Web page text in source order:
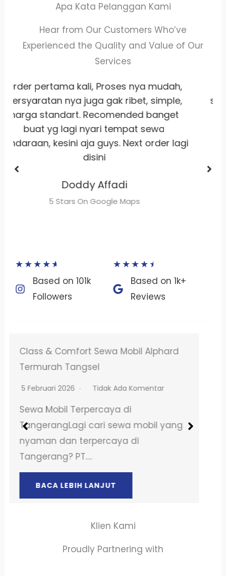
Apa Kata Pelanggan Kami
Hear from Our Customers Who’ve
Experienced the Quality and Value of Our
Services
Whort it bangetpelayananramah
satset recomm banget lah pokoknya
buat sewa motor area jakarta
Dhimas Adrian Adrian
5 Stars On Google Maps
★★★★★
Based on 101k
Followers​
★★★★★
Based on 1k+
Reviews​
Sewa Mobil Brio Matic Terpercaya
Parung Serab
25 Februari 2026 Tidak Ada Komentar
Sewa Mobil Terpercaya di
TangerangLagi cari sewa mobil yang
nyaman dan terpercaya di
Tangerang? PT….
BACA LEBIH LANJUT
Klien Kami
Proudly Partnering with